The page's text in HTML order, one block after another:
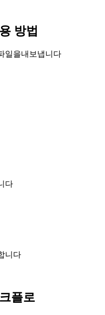
방법
일을 내보냅니다.
니다.
니다.
플로